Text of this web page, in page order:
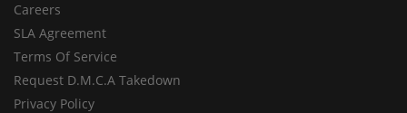
Careers
SLA Agreement
Terms Of Service
Request D.M.C.A Takedown
Privacy Policy